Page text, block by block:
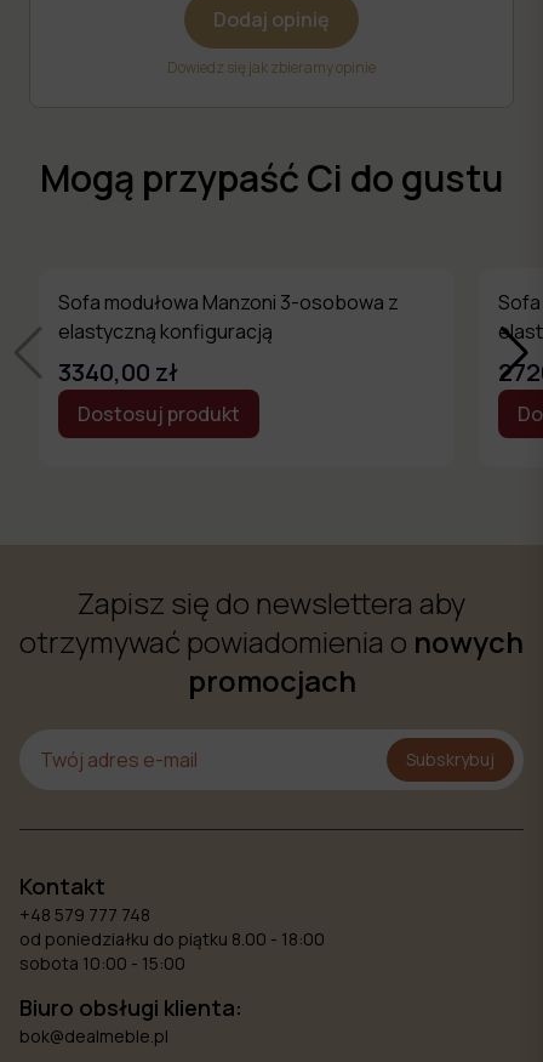
Dodaj opinię
Dowiedz się jak zbieramy opinie
Mogą przypaść Ci do gustu
Sofa modułowa Manzoni 3-osobowa z
elastyczną konfiguracją
3340,00 zł
Dostosuj produkt
Zapisz się do newslettera aby
otrzymywać powiadomienia o nowych
promocjach
Subskrybuj
Kontakt
+48 579 777 748
od poniedziałku do piątku 8.00 - 18:00
sobota 10:00 - 15:00
Biuro obsługi klienta:
bok@dealmeble.pl